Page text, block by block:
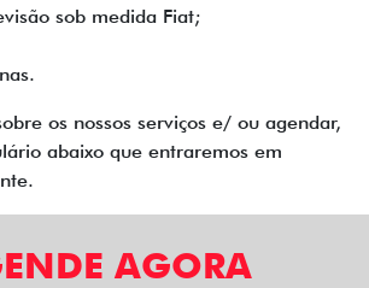
sob medida Fiat;
os nossos serviços e/ ou agendar,
abaixo que entraremos em
AGORA